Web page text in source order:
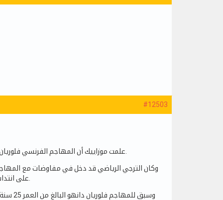
#12503
وكان الترجي الرياضي قد دخل في مفاوضات مع
وسبق